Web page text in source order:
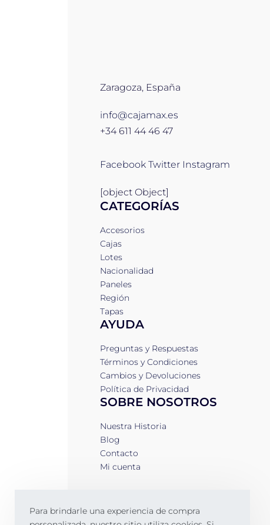
Zaragoza, España
info@cajamax.es
+34 611 44 46 47
Facebook Twitter Instagram
[object Object]
CATEGORÍAS
Accesorios
Cajas
Lotes
Nacionalidad
Paneles
Región
Tapas
AYUDA
Preguntas y Respuestas
Términos y Condiciones
Cambios y Devoluciones
Política de Privacidad
SOBRE NOSOTROS
Nuestra Historia
Blog
Contacto
Mi cuenta
Para brindarle una experiencia de compra